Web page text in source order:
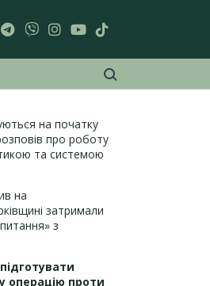
на початку
про роботу
та системою
на
затримали
з
операцію проти